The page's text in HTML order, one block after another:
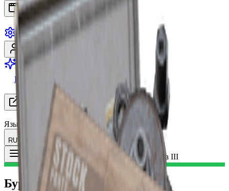
Приложения
Настройки
Перейти на Premium
Поиск группы
Язык
RU Русский
Toggle Menu Предмет :Бурлетта III
Бурлетта III